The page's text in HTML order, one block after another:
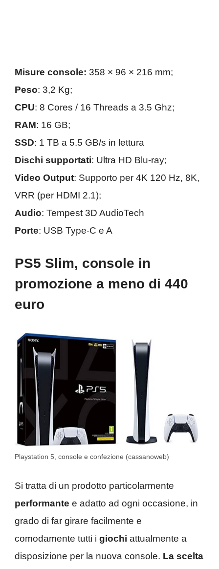
Misure console: 358 × 96 × 216 mm;
Peso: 3,2 Kg;
CPU: 8 Cores / 16 Threads a 3.5 Ghz;
RAM: 16 GB;
SSD: 1 TB a 5.5 GB/s in lettura
Dischi supportati: Ultra HD Blu-ray;
Video Output: Supporto per 4K 120 Hz, 8K,
VRR (per HDMI 2.1);
Audio: Tempest 3D AudioTech
Porte: USB Type-C e A
PS5 Slim, console in
promozione a meno di 440
euro
Playstation 5, console e confezione (cassanoweb)
Si tratta di un prodotto particolarmente
performante e adatto ad ogni occasione, in
grado di far girare facilmente e
comodamente tutti i giochi attualmente a
disposizione per la nuova console. La scelta